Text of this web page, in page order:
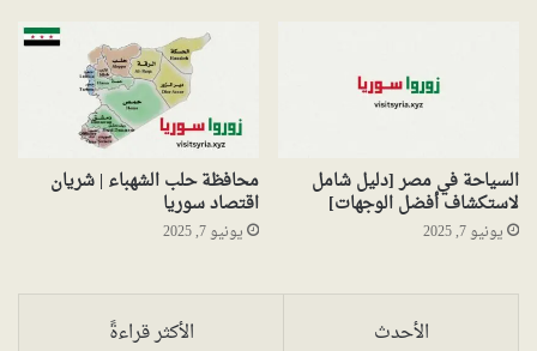
السياحة في مصر [دليل شامل
لاستكشاف أفضل الوجهات]
يونيو 7, 2025
محافظة حلب الشهباء | شريان
اقتصاد سوريا
يونيو 7, 2025
الأحدث الأكثر قراءةً